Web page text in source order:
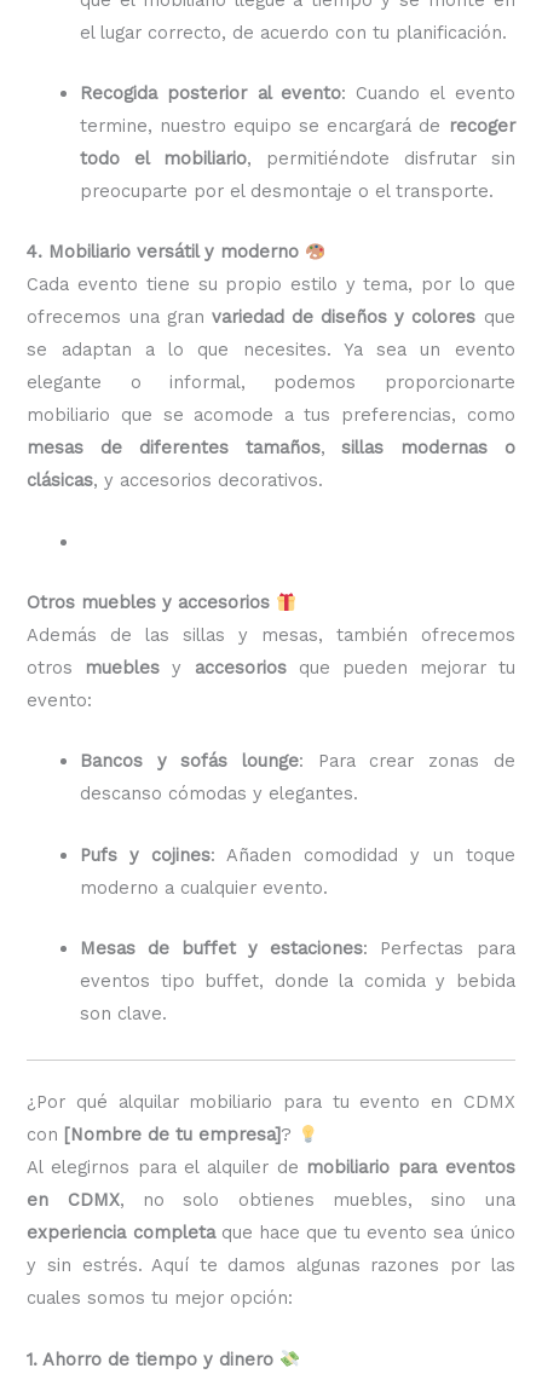
el lugar correcto, de acuerdo con tu planificación.
Recogida posterior al evento: Cuando el evento
termine, nuestro equipo se encargará de recoger
todo el mobiliario, permitiéndote disfrutar sin
preocuparte por el desmontaje o el transporte.
4. Mobiliario versátil y moderno
Cada evento tiene su propio estilo y tema, por lo que
ofrecemos una gran variedad de diseños y colores que
se adaptan a lo que necesites. Ya sea un evento
elegante o informal, podemos proporcionarte
mobiliario que se acomode a tus preferencias, como
mesas de diferentes tamaños,sillas modernas o
clásicas, y accesorios decorativos.
Otros muebles y accesorios
Además de las sillas y mesas, también ofrecemos
otros muebles y accesoriosque pueden mejorar tu
evento:
Bancos y sofás lounge: Para crear zonas de
descanso cómodas y elegantes.
Pufs y cojines: Añaden comodidad y un toque
moderno a cualquier evento.
Mesas de buffet y estaciones: Perfectas para
eventos tipo buffet, donde la comida y bebida
son clave.
¿Por qué alquilar mobiliario para tu evento en CDMX
con [Nombre de tu empresa]?
Al elegirnos para el alquiler de mobiliario para eventos
en CDMX, no solo obtienes muebles, sino una
experiencia completaque hace que tu evento sea único
y sin estrés. Aquí te damos algunas razones por las
cuales somos tu mejor opción:
1. Ahorro de tiempo y dinero